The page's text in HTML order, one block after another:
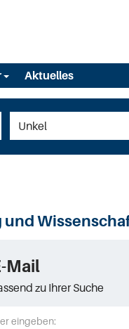
Aktuelles
Mail
zu Ihrer Suche